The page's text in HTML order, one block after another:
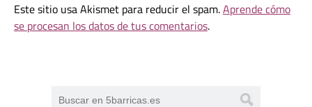
Este sitio usa Akismet para reducir el spam.Aprende cómo
se procesan los datos de tus comentarios.